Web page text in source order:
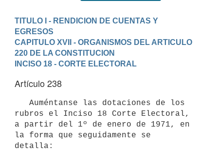
TITULO I - RENDICION DE CUENTAS Y
EGRESOS
CAPITULO XVII - ORGANISMOS DEL ARTICULO
220 DE LA CONSTITUCION
INCISO 18 - CORTE ELECTORAL
Artículo 238
rubros el Inciso 18 Corte Electoral,
a partir del 1º de enero de 1971, en
la forma que seguidamente se
detalla: